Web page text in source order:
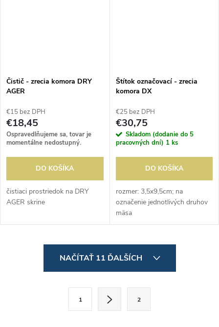
Čistič - zrecia komora DRY
AGER
€15 bez DPH
€18,45
Ospravedlňujeme sa, tovar je
momentálne nedostupný.
DO KOŠÍKA
čistiaci prostriedok na DRY
AGER skrine
Štítok označovací - zrecia
komora DX
€25 bez DPH
€30,75
Skladom (dodanie do 5
pracovných dní) 1 ks
DO KOŠÍKA
rozmer: 3,5x9,5cm; na
označenie jednotlivých druhov
mäsa
NAČÍTAŤ 11 ĎALŠÍCH
1 2